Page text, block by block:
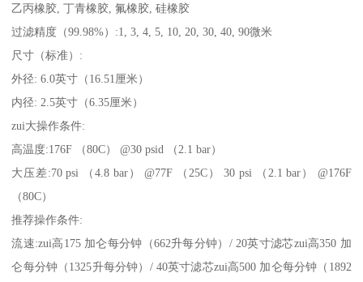
乙丙橡胶, 丁青橡胶, 氟橡胶, 硅橡胶
过滤精度（99.98%）:1, 3, 4, 5, 10, 20, 30, 40, 90微米
尺寸（标准）:
外径: 6.0英寸（16.51厘米）
内径: 2.5英寸（6.35厘米）
zui大操作条件:
高温度:176F （80C） @30 psid （2.1 bar）
大压差:70 psi （4.8 bar） @77F （25C） 30 psi （2.1 bar） @176F
（80C）
推荐操作条件:
流速:zui高175 加仑每分钟（662升每分钟）/ 20英寸滤芯zui高350 加
仑每分钟（1325升每分钟）/ 40英寸滤芯zui高500 加仑每分钟（1892